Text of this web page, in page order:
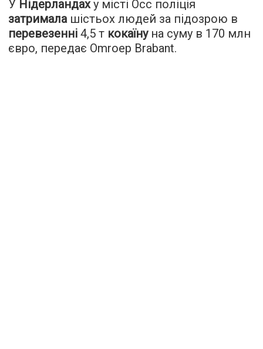
У Нідерландаху місті Осс поліція
затримала шістьох людей за підозрою в
перевезенні 4,5 т кокаїнуна суму в 170 млн
євро, передає Omroep Brabant.